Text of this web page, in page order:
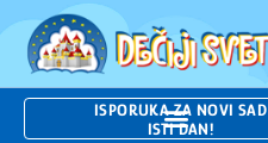
ISPORUKA ZA NOVI SAD
ISTI DAN!